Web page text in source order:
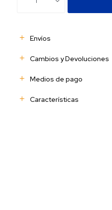
Envíos
Cambios y Devoluciones
Medios de pago
Características